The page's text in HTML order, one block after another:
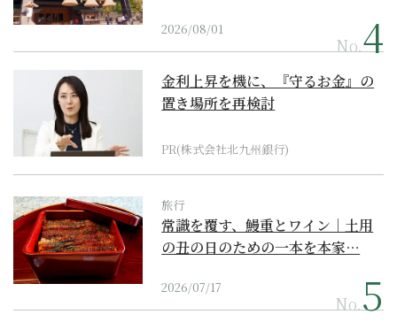
2026/08/01
No.
金利上昇を機に、『守るお金』の
置き場所を再検討
PR(株式会社北九州銀行)
旅行
常識を覆す、鰻重とワイン｜土用
の丑の日のための一本を本家…
2026/07/17
No.